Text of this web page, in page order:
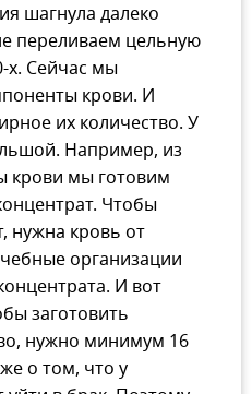
шагнула далеко
переливаем цельную
х. Сейчас мы
крови. И
их количество. У
Например, из
крови мы готовим
Чтобы
нужна кровь от
организации
И вот
заготовить
нужно минимум 16
о том, что у